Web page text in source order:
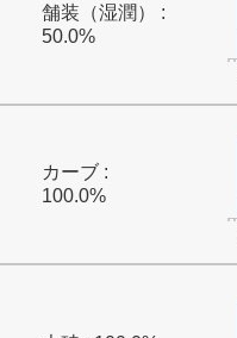
舗装（湿潤） :
50.0%
カーブ :
100.0%